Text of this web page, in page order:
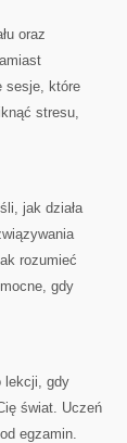
oraz
sesje, które
stresu,
jak działa
rozumieć
gdy
lekcji, gdy
świat. Uczeń
egzamin.